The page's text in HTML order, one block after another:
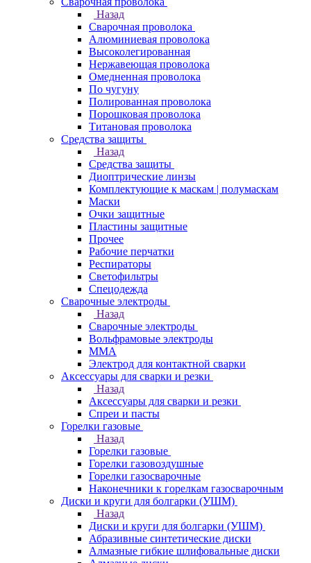
Назад
Сварочная проволока
Алюминиевая проволока
Высоколегированная
Нержавеющая проволока
Омедненная проволока
По чугуну
Полированная проволока
Порошковая проволока
Титановая проволока
Средства защиты
Назад
Средства защиты
Диоптрические линзы
Комплектующие к маскам | полумаскам
Маски
Очки защитные
Пластины защитные
Прочее
Рабочие перчатки
Респираторы
Светофильтры
Спецодежда
Сварочные электроды
Назад
Сварочные электроды
Вольфрамовые электроды
ММА
Электрод для контактной сварки
Аксессуары для сварки и резки
Назад
Аксессуары для сварки и резки
Спреи и пасты
Горелки газовые
Назад
Горелки газовые
Горелки газовоздушные
Горелки газосварочные
Наконечники к горелкам газосварочным
Диски и круги для болгарки (УШМ)
Назад
Диски и круги для болгарки (УШМ)
Абразивные синтетические диски
Алмазные гибкие шлифовальные диски